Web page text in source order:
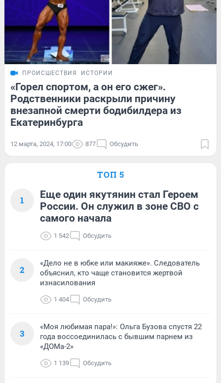
ПРОИСШЕСТВИЯ ИСТОРИИ
«Горел спортом, а он его сжег».
Родственники раскрыли причину
внезапной смерти бодибилдера из
Екатеринбурга
12 марта, 2024, 17:00 877 Обсудить
ТОП 5
1
Еще один якутянин стал Героем
России. Он служил в зоне СВО с
самого начала
1 542 Обсудить
2
«Дело не в юбке или макияже». Следователь
объяснил, кто чаще становится жертвой
изнасилования
1 404 Обсудить
3
«Моя любимая пара!»: Ольга Бузова спустя 22
года воссоединилась с бывшим парнем из
«ДОМа-2»
1 139 Обсудить